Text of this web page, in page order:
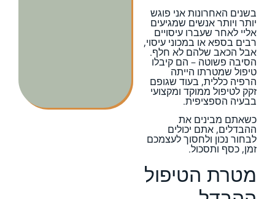
בשנים האחרונות אני פוגש
יותר ויותר אנשים שמגיעים
אליי לאחר שעברו עיסויים
רבים בספא או במכוני עיסוי,
אבל הכאב שלהם לא חלף.
הסיבה פשוטה – הם קיבלו
טיפול שמטרתו הייתה
הרפיה כללית, בעוד שגופם
זקק לטיפול ממוקד ומקצועי
בבעיה הספציפית.
כשאתם מבינים את
ההבדלים, אתם יכולים
לבחור נכון ולחסוך לעצמכם
זמן, כסף ותסכול.
מטרת הטיפול